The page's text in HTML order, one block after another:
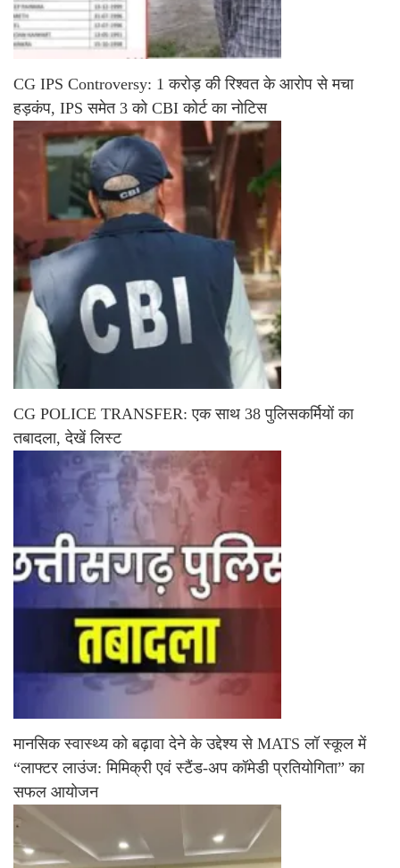
CG IPS Controversy: 1 करोड़ की रिश्वत के आरोप से मचा
हड़कंप, IPS समेत 3 को CBI कोर्ट का नोटिस
CG POLICE TRANSFER: एक साथ 38 पुलिसकर्मियों का
तबादला, देखें लिस्ट
मानसिक स्वास्थ्य को बढ़ावा देने के उद्देश्य से MATS लॉ स्कूल में
“लाफ्टर लाउंज: मिमिक्री एवं स्टैंड-अप कॉमेडी प्रतियोगिता” का
सफल आयोजन